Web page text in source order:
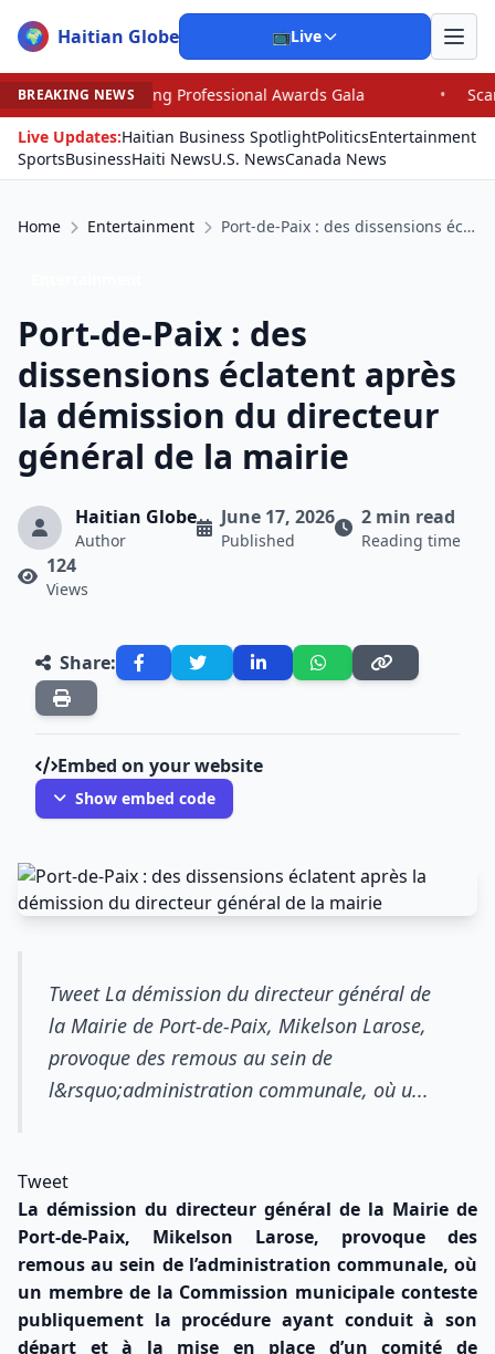
🌍 Haitian Globe 📺Live
BREAKING NEWS
Awards Gala •
Scandal Leaves North Carolina
Live Updates:Haitian Business SpotlightPoliticsEntertainment
SportsBusinessHaiti NewsU.S. NewsCanada News
Home Entertainment Port-de-Paix : des dissensions éclatent après la démission du directeur général de la mairie
Port-de-Paix : des
dissensions éclatent après
la démission du directeur
général de la mairie
Haitian Globe
Author
June 17, 2026
Published
2 min read
Reading time
124
Views
Share:
Embed on your website
Show embed code
Tweet La démission du directeur général de
la Mairie de Port-de-Paix, Mikelson Larose,
provoque des remous au sein de
l&rsquo;administration communale, où u...
Tweet
La démission du directeur général de la Mairie de
Port-de-Paix, Mikelson Larose, provoque des
remous au sein de l’administration communale, où
un membre de la Commission municipale conteste
publiquement la procédure ayant conduit à son
départ et à la mise en place d’un comité de